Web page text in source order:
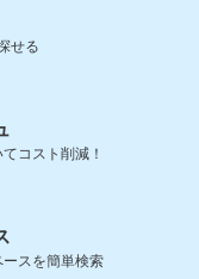
せる
コスト削減！
スを簡単検索